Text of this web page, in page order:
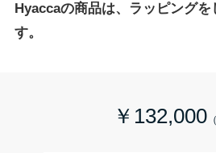
Hyaccaの商品は、ラッピングを
す。
￥132,000